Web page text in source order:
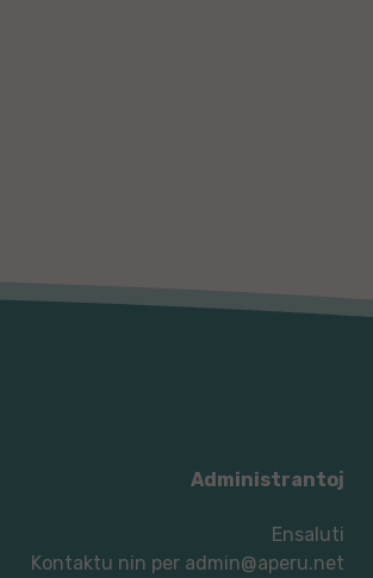
Administrantoj
Ensaluti
Kontaktu nin per admin@aperu.net